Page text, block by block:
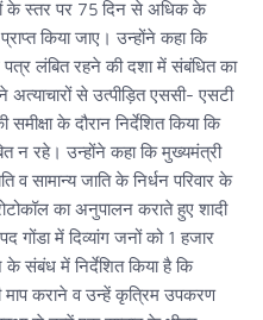
के स्तर पर 75 दिन से अधिक के
किया जाए। उन्होंने कहा कि
लंबित रहने की दशा में संबंधित का
अत्याचारों से उत्पीड़ित एससी- एसटी
के दौरान निर्देशित किया कि
न रहे। उन्होंने कहा कि मुख्यमंत्री
व सामान्य जाति के निर्धन परिवार के
का अनुपालन कराते हुए शादी
में दिव्यांग जनों को 1 हजार
संबंध में निर्देशित किया है कि
माप कराने व उन्हें कृत्रिम उपकरण